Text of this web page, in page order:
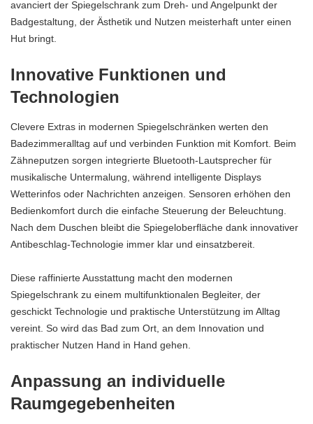
avanciert der Spiegelschrank zum Dreh- und Angelpunkt der
Badgestaltung, der Ästhetik und Nutzen meisterhaft unter einen
Hut bringt.
Innovative Funktionen und
Technologien
Clevere Extras in modernen Spiegelschränken werten den
Badezimmeralltag auf und verbinden Funktion mit Komfort. Beim
Zähneputzen sorgen integrierte Bluetooth-Lautsprecher für
musikalische Untermalung, während intelligente Displays
Wetterinfos oder Nachrichten anzeigen. Sensoren erhöhen den
Bedienkomfort durch die einfache Steuerung der Beleuchtung.
Nach dem Duschen bleibt die Spiegeloberfläche dank innovativer
Antibeschlag-Technologie immer klar und einsatzbereit.
Diese raffinierte Ausstattung macht den modernen
Spiegelschrank zu einem multifunktionalen Begleiter, der
geschickt Technologie und praktische Unterstützung im Alltag
vereint. So wird das Bad zum Ort, an dem Innovation und
praktischer Nutzen Hand in Hand gehen.
Anpassung an individuelle
Raumgegebenheiten